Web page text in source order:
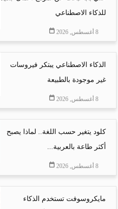
للذكاء الاصطناعي
8 أغسطس, 2026
الذكاء الاصطناعي يبتكر فيروسات
غير موجودة بالطبيعة
8 أغسطس, 2026
كلود يتغير حسب اللغة.. لماذا يصبح
أكثر طاعة بالعربية...
8 أغسطس, 2026
مايكروسوفت تستخدم الذكاء